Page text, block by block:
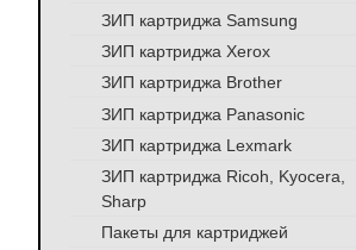
ЗИП картриджа Samsung
ЗИП картриджа Xerox
ЗИП картриджа Brother
ЗИП картриджа Panasonic
ЗИП картриджа Lexmark
ЗИП картриджа Ricoh, Kyocera,
Sharp
Пакеты для картриджей